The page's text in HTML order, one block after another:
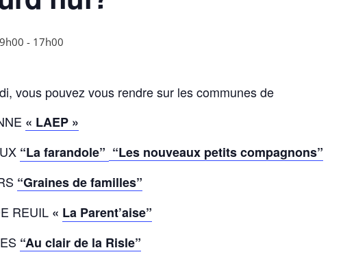
- 17h00
vous pouvez vous rendre sur les communes de
« LAEP »
“La farandole” “Les nouveaux petits compagnons”
“Graines de familles”
REUIL« La Parent’aise”
“Au clair de la Risle”